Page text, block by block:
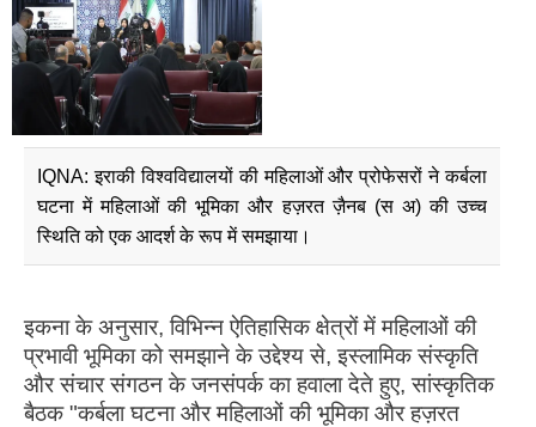
IQNA: इराकी विश्वविद्यालयों की महिलाओं और प्रोफेसरों ने कर्बला
घटना में महिलाओं की भूमिका और हज़रत ज़ैनब (स अ) की उच्च
स्थिति को एक आदर्श के रूप में समझाया।
इकना के अनुसार, विभिन्न ऐतिहासिक क्षेत्रों में महिलाओं की
प्रभावी भूमिका को समझाने के उद्देश्य से, इस्लामिक संस्कृति
और संचार संगठन के जनसंपर्क का हवाला देते हुए, सांस्कृतिक
बैठक "कर्बला घटना और महिलाओं की भूमिका और हज़रत